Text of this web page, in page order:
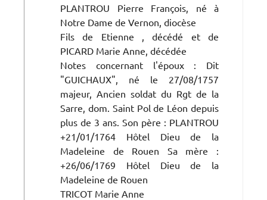
PLANTROU Pierre François, né à
Notre Dame de Vernon, diocèse
Fils de Etienne , décédé et de
PICARD Marie Anne, décédée
Notes concernant l'époux : Dit
"GUICHAUX", né le 27/08/1757
majeur, Ancien soldat du Rgt de la
Sarre, dom. Saint Pol de Léon depuis
plus de 3 ans. Son père : PLANTROU
+21/01/1764 Hôtel Dieu de la
Madeleine de Rouen Sa mère :
+26/06/1769 Hôtel Dieu de la
Madeleine de Rouen
TRICOT Marie Anne